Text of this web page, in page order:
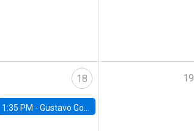
18
1:35 PM - Gustavo González, Banco Central de Chile
19